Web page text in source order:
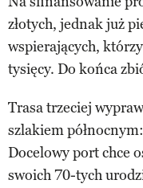
złotych, jednak już
wspierających,
tysięcy. Do końca
Trasa trzeciej
szlakiem
Docelowy port chce
swoich 70-tych